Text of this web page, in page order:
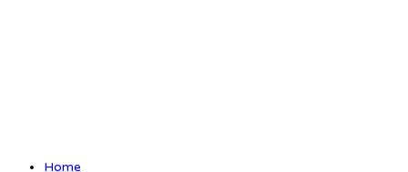
Home